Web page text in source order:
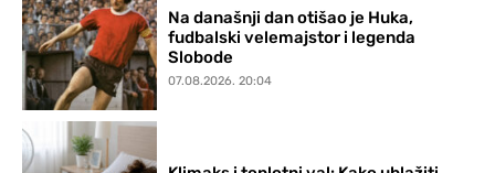
Na današnji dan otišao je Huka,
fudbalski velemajstor i legenda
Slobode
07.08.2026. 20:04